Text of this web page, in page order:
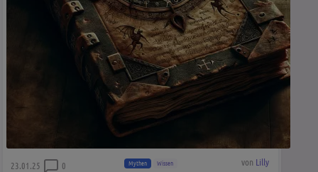
23.01.25 0 Mythen Wissen von Lilly